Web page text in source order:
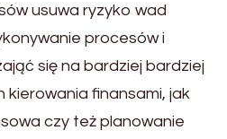
usuwa ryzyko wad
procesów i
się na bardziej bardziej
finansami, jak
czy też planowanie